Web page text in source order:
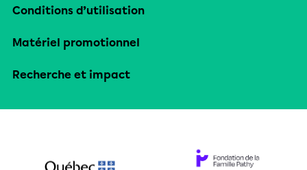
Conditions d’utilisation
Matériel promotionnel
Recherche et impact